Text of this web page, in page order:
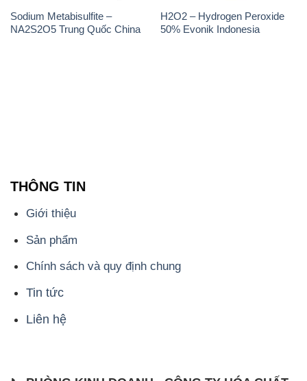
Chính sách và quy định chung
Tin tức
Liên hệ
📞
PHÒNG KINH DOANH - CÔNG TY HÓA CHẤT
ĐẮC TRƯỜNG PHÁT